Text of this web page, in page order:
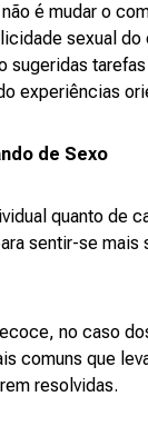
é mudar o
sexual
sugeridas
experiências
de Sexo
quanto de
sentir-se
no caso
comuns que
resolvidas.